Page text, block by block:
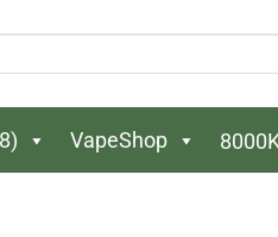
VapeShop